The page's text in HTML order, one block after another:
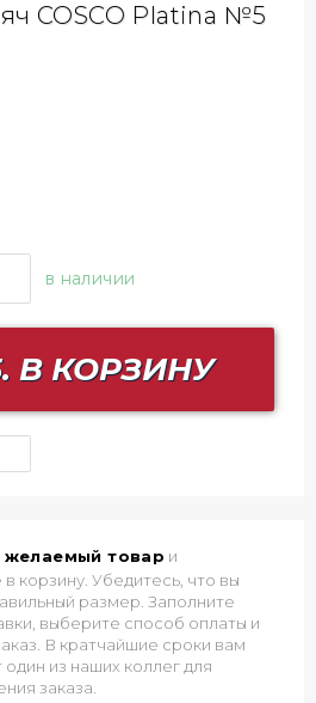
COSCO Platina №5
в наличии
В КОРЗИНУ
желаемый товар и
корзину. Убедитесь, что вы
размер. Заполните
выберите способ оплаты и
В кратчайшие сроки вам
из наших коллег для
заказа.